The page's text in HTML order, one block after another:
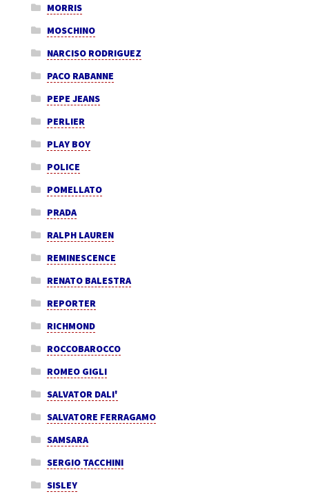
MORRIS
MOSCHINO
NARCISO RODRIGUEZ
PACO RABANNE
PEPE JEANS
PERLIER
PLAY BOY
POLICE
POMELLATO
PRADA
RALPH LAUREN
REMINESCENCE
RENATO BALESTRA
REPORTER
RICHMOND
ROCCOBAROCCO
ROMEO GIGLI
SALVATOR DALI'
SALVATORE FERRAGAMO
SAMSARA
SERGIO TACCHINI
SISLEY